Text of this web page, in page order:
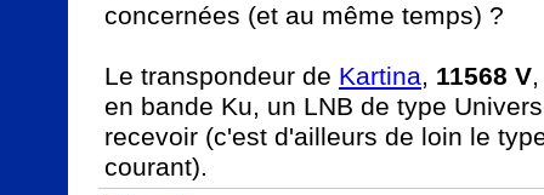
concernées (et au même temps) ?
Le transpondeur de Kartina, 11568 V
en bande Ku, un LNB de type
recevoir (c'est d'ailleurs de loin le
courant).